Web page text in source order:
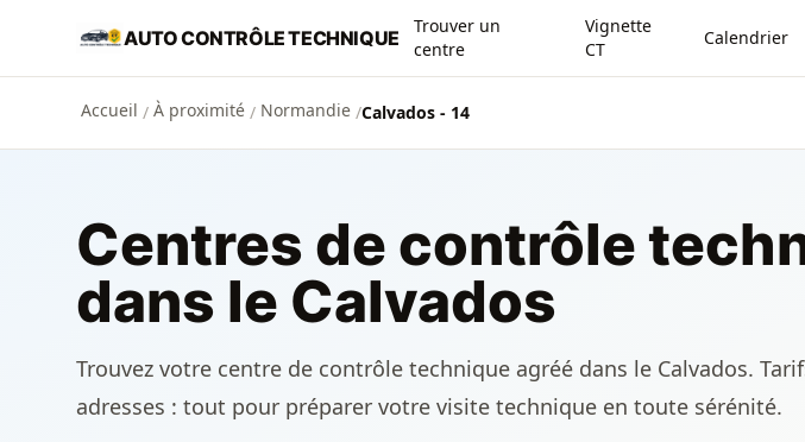
Aller au contenu principal
AUTO CONTRÔLE TECHNIQUE
Trouver un
centre
Vignette
CT
Calendrier
Accueil / À proximité / Normandie /Calvados - 14
Centres de contrôle
dans le Calvados
Trouvez votre centre de contrôle technique agréé dans le Calvados.
adresses : tout pour préparer votre visite technique en toute sérénité.